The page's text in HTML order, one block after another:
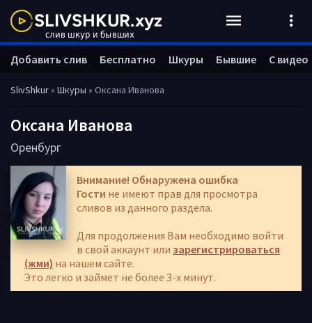
SlivShkur» Шкуры » Оксана Иванова
Оксана Иванова
Оренбург
Внимание! Обнаружена ошибка
Гости не имеют прав для просмотра
сливов из данного раздела.
Для продолжения Вам необходимо войти
в свой аккаунт или зарегистрироваться
(жми) на нашем сайте.
Это легко и займет не более 3-х минут.
Добавить слив Бесплатно Шкуры Бывшие С видео